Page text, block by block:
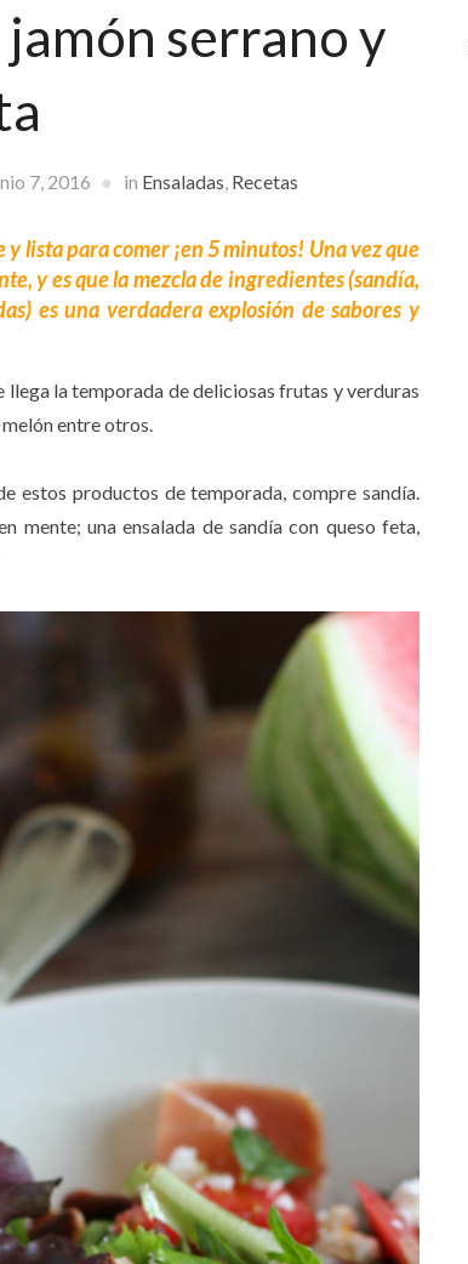
jamón serrano y
7, 2016 in Ensaladas, Recetas
lista para comer ¡en 5 minutos! Una vez que
y es que la mezcla de ingredientes (sandía,
es una verdadera explosión de sabores y
llega la temporada de deliciosas frutas y verduras
entre otros.
estos productos de temporada, compre sandía.
mente; una ensalada de sandía con queso feta,